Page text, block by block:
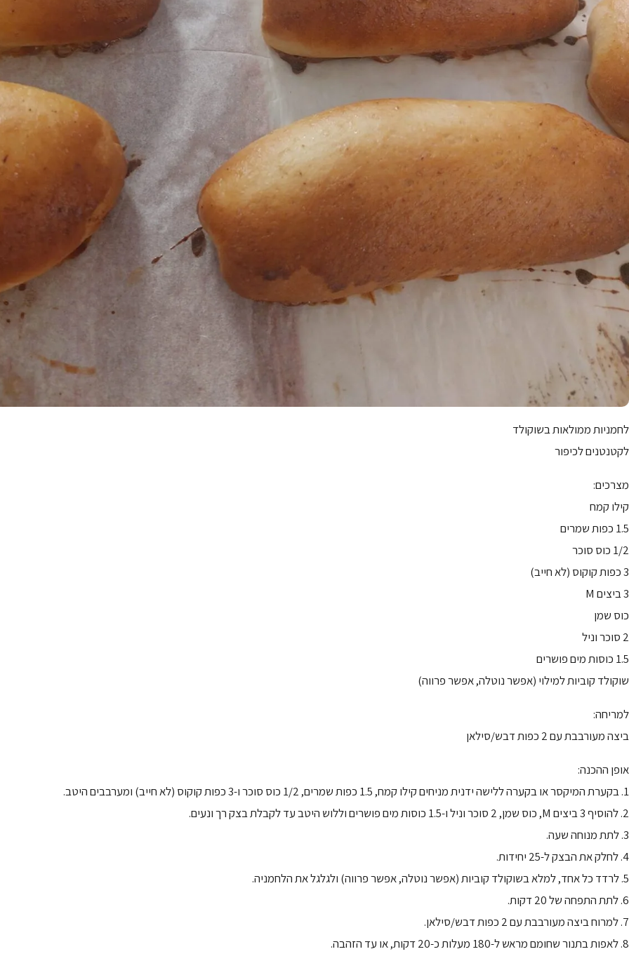
לחמניות ממולאות בשוקולד
לקטנטנים לכיפור
מצרכים:
קילו קמח
1.5 כפות שמרים
1/2 כוס סוכר
3 כפות קוקוס (לא חייב)
3 ביצים M
כוס שמן
2 סוכר וניל
1.5 כוסות מים פושרים
שוקולד קוביות למילוי (אפשר נוטלה, אפשר פרווה)
למריחה:
ביצה מעורבבת עם 2 כפות דבש/סילאן
אופן ההכנה:
1. בקערת המיקסר או בקערה ללישה ידנית מניחים קילו קמח, 1.5 כפות שמרים, 1/2 כוס סוכר ו-3 כפות קוקוס (לא חייב) ומערבבים היטב.
2. להוסיף 3 ביצים M, כוס שמן, 2 סוכר וניל ו-1.5 כוסות מים פושרים וללוש היטב עד לקבלת בצק רך ונעים.
3. לתת מנוחה שעה.
4. לחלק את הבצק ל-25 יחידות.
5. לרדד כל אחד, למלא בשוקולד קוביות (אפשר נוטלה, אפשר פרווה) ולגלגל את הלחמניה.
6. לתת התפחה של 20 דקות.
7. למרוח ביצה מעורבבת עם 2 כפות דבש/סילאן.
8. לאפות בתנור שחומם מראש ל-180 מעלות כ-20 דקות, או עד הזהבה.